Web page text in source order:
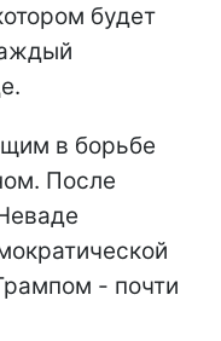
будет
в борьбе
После
- почти